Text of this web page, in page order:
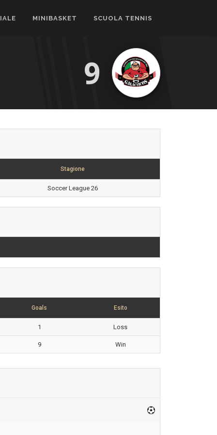
MINIBASKET SCUOLA TENNIS
9
Stagione
Soccer League 26
Goals Esito
1 Loss
9 Win